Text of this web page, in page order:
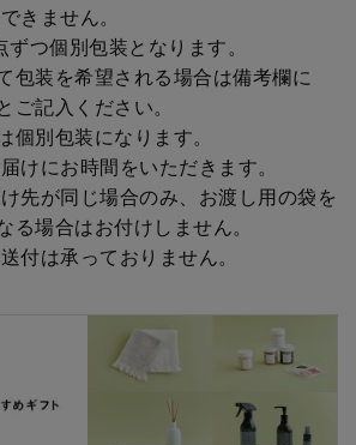
きません。
つ個別包装となります。
包装を希望される場合は備考欄に
ご記入ください。
個別包装になります。
けにお時間をいただきます。
先が同じ場合のみ、お渡し用の袋を
る場合はお付けしません。
付は承っておりません。